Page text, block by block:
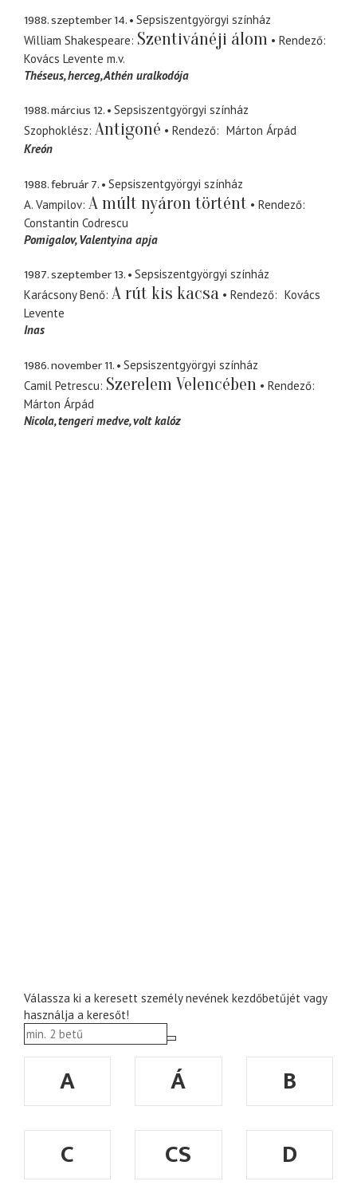
1988. szeptember 14.
Sepsiszentgyörgyi színház
William Shakespeare Szentivánéji álom
Rendező
Kovács Levente m.v.
Théseus herceg, Athén uralkodója
1988. március 12.
Sepsiszentgyörgyi színház
Szophoklész Antigoné Rendező
Márton Árpád
Kreón
1988. február 7.
Sepsiszentgyörgyi színház
A. Vampilov A múlt nyáron történt
Rendező
Constantin Codrescu
Pomigalov Valentyina apja
1987. szeptember 13.
Sepsiszentgyörgyi színház
Karácsony Benő A rút kis kacsa Rendező
Kovács
Levente
Inas
1986. november 11.
Sepsiszentgyörgyi színház
Camil Petrescu Szerelem Velencében
Rendező
Márton Árpád
Nicola tengeri medve, volt kalóz
Válassza ki a keresett személy nevének kezdőbetűjét vagy
használja a keresőt!
A Á
B
C
CS D